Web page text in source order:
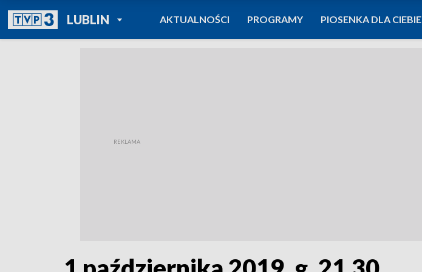
LUBLINPOWRÓT DO
TVP REGIONY
AKTUALNOŚCI PROGRAMY PIOSENKA DLA CIEBIE